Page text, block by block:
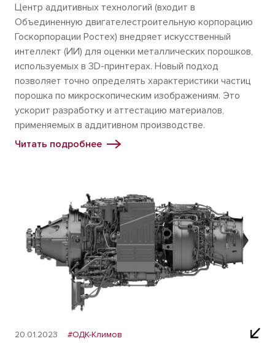
Центр аддитивных технологий (входит в
Объединенную двигателестроительную корпорацию
Госкорпорации Ростех) внедряет искусственный
интеллект (ИИ) для оценки металлических порошков,
используемых в 3D-принтерах. Новый подход
позволяет точно определять характеристики частиц
порошка по микроскопическим изображениям. Это
ускорит разработку и аттестацию материалов,
применяемых в аддитивном производстве.
Читать подробнее
20.01.2023 #ОДК-Климов